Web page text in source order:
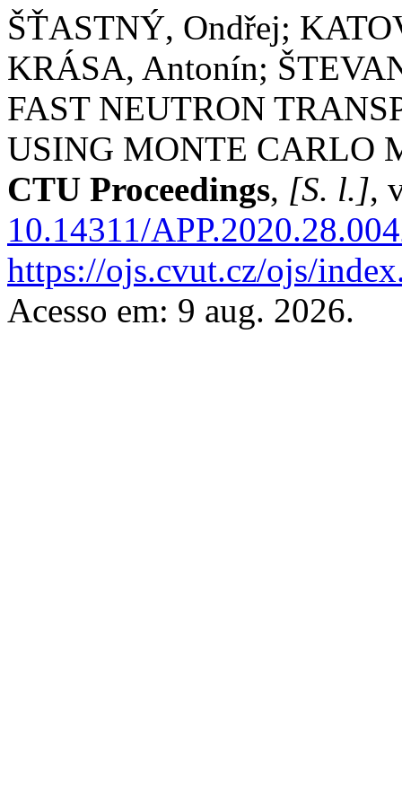
ŠŤASTNÝ, Ondřej;
KRÁSA, Antonín;
FAST NEUTRON
USING MONTE CARLO
CTU Proceedings, [S. l.],
10.14311/
https://ojs.cvut.cz/ojs/
Acesso em: 9 aug. 2026.